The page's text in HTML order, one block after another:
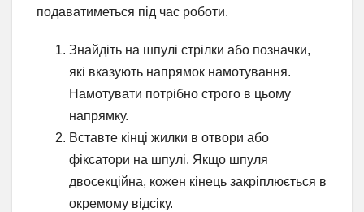
подаватиметься під час роботи.
Знайдіть на шпулі стрілки або позначки,
які вказують напрямок намотування.
Намотувати потрібно строго в цьому
напрямку.
Вставте кінці жилки в отвори або
фіксатори на шпулі. Якщо шпуля
двосекційна, кожен кінець закріплюється в
окремому відсіку.